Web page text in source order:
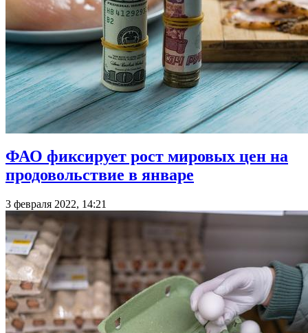
ФАО фиксирует рост мировых цен на
продовольствие в январе
3 февраля 2022, 14:21